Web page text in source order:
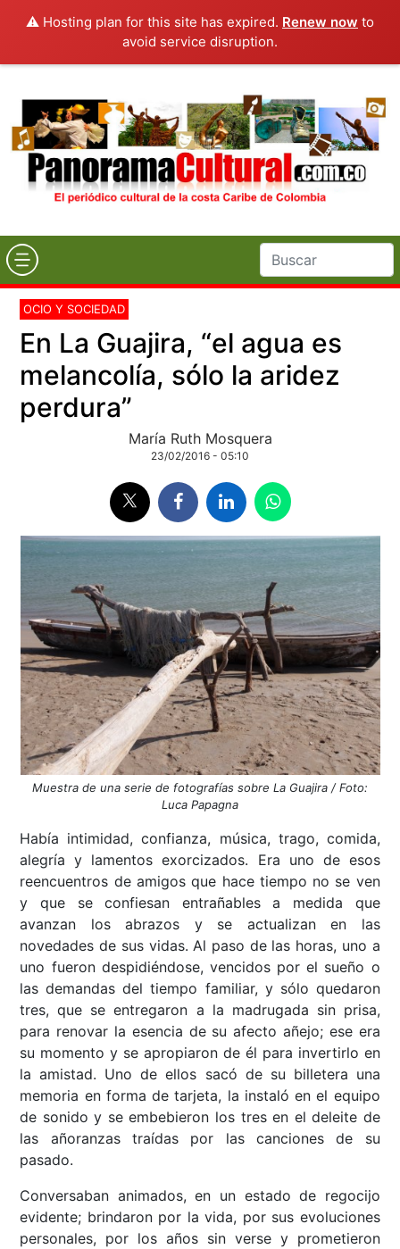
⚠️ Hosting plan for this site has expired. Renew now to
avoid service disruption.
OCIO Y SOCIEDAD
En La Guajira, “el agua es
melancolía, sólo la aridez
perdura”
María Ruth Mosquera
23/02/2016 - 05:10
Muestra de una serie de fotografías sobre La Guajira / Foto:
Luca Papagna
Había intimidad, confianza, música, trago, comida,
alegría y lamentos exorcizados. Era uno de esos
reencuentros de amigos que hace tiempo no se ven
y que se confiesan entrañables a medida que
avanzan los abrazos y se actualizan en las
novedades de sus vidas. Al paso de las horas, uno a
uno fueron despidiéndose, vencidos por el sueño o
las demandas del tiempo familiar, y sólo quedaron
tres, que se entregaron a la madrugada sin prisa,
para renovar la esencia de su afecto añejo; ese era
su momento y se apropiaron de él para invertirlo en
la amistad. Uno de ellos sacó de su billetera una
memoria en forma de tarjeta, la instaló en el equipo
de sonido y se embebieron los tres en el deleite de
las añoranzas traídas por las canciones de su
pasado.
Conversaban animados, en un estado de regocijo
evidente; brindaron por la vida, por sus evoluciones
personales, por los años sin verse y prometieron